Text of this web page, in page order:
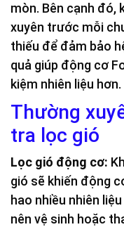
mòn. Bên cạnh
xuyên trước mỗi
thiếu để đảm bảo
quả giúp động cơ
kiệm nhiên liệu hơn.
Thường
tra lọc gió
Lọc gió động cơ:
gió sẽ khiến động
hao nhiều nhiên
nên vệ sinh hoặc